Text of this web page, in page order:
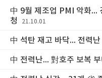
中 9월 제조업 PMI 악화...
청
21.10.01
中 석탄 재고 바닥... 전력
中 전력난... 對호주 보복